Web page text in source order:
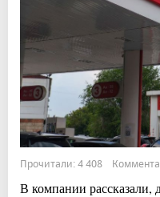
Прочитали: 4 408
В компании рассказали,